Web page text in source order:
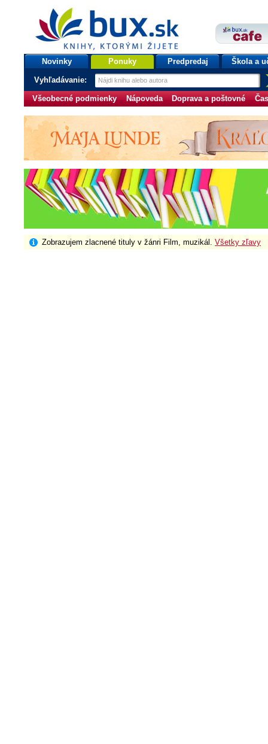
bux.sk
knihy, ktorými žijete
Úvodná stránka
Novinky Ponuky Predpredaj Škola a
Vyhľadávanie:
Všeobecné podmienky Nápoveda Doprava a poštovné
Zobrazujem zlacnené tituly v žánri Film, muzikál. Všetky zľavy